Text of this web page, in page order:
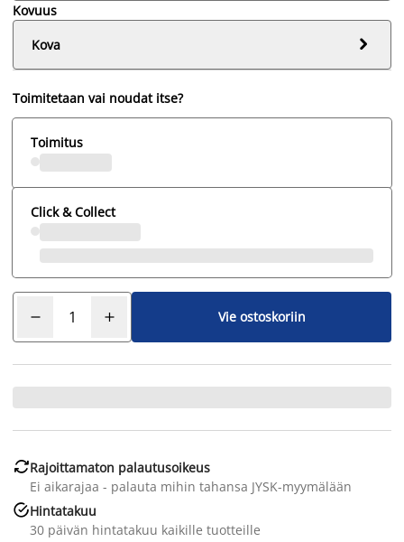
Kovuus
Kova

Toimitetaan vai noudat itse?
Toimitus
Click & Collect
Vie ostoskoriin
Rajoittamaton palautusoikeus
Ei aikarajaa - palauta mihin tahansa JYSK-myymälään
Hintatakuu
30 päivän hintatakuu kaikille tuotteille